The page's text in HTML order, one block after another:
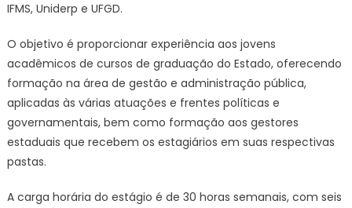
IFMS, Uniderp e UFGD.
O objetivo é proporcionar experiência aos jovens
acadêmicos de cursos de graduação do Estado, oferecendo
formação na área de gestão e administração pública,
aplicadas às várias atuações e frentes políticas e
governamentais, bem como formação aos gestores
estaduais que recebem os estagiários em suas respectivas
pastas.
A carga horária do estágio é de 30 horas semanais, com seis